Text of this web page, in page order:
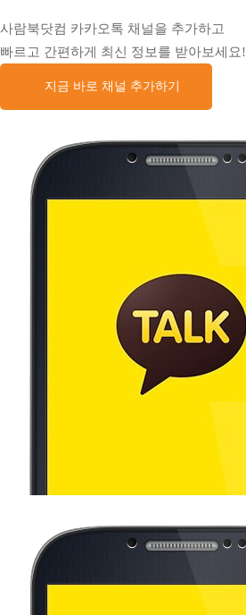
사람북닷컴 카카오톡 채널을 추가하고
빠르고 간편하게 최신 정보를 받아보세요!
지금 바로 채널 추가하기